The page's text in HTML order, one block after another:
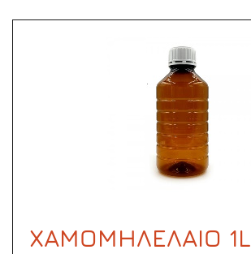
ΧΑΜΟΜΗΛΕΛΑΙΟ 1L